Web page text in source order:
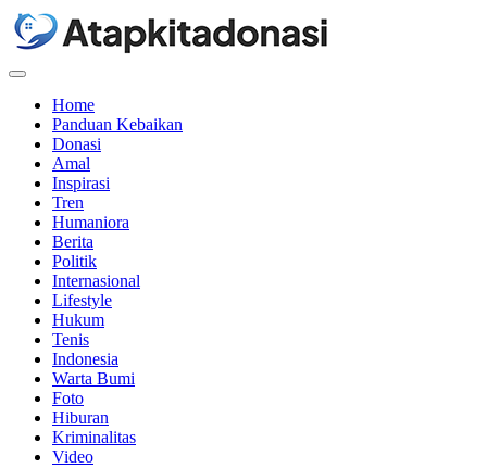
Menu
Home
Panduan Kebaikan
Donasi
Amal
Inspirasi
Tren
Humaniora
Berita
Politik
Internasional
Lifestyle
Hukum
Tenis
Indonesia
Warta Bumi
Foto
Hiburan
Kriminalitas
Video